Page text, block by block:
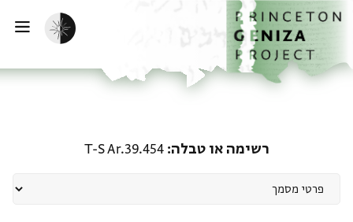
לתוכןהבית
הפעלת מצב כהה
רשימה או טבלה T-S Ar.39.454